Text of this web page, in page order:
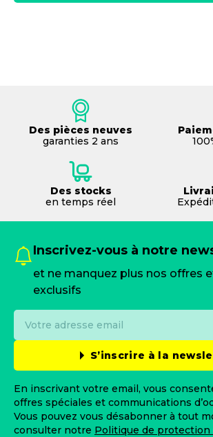
Des pièces neuves
garanties 2 ans
Des stocks
en temps réel
Inscrivez-vous à notre
et ne manquez plus nos offres
exclusifs
S’inscrire à la
En inscrivant votre email, vous
offres spéciales et communications
Vous pouvez vous désabonner à tout
consulter notre Politique de protection